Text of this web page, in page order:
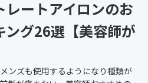
レートアイロンのお
ング26選【美容師が
ンズも使用するようになり種類が